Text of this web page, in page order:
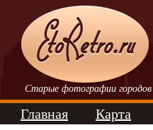
Старые фотографии городов
Главная Карта